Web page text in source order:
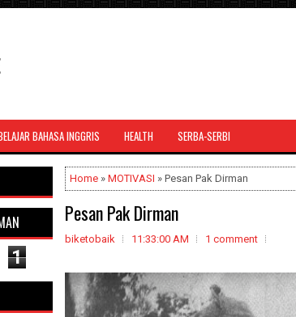
BAHASA INGGRIS HEALTH SERBA-SERBI
Home » MOTIVASI » Pesan Pak Dirman
Pesan Pak Dirman
biketobaik 11:33:00 AM 1 comment
1